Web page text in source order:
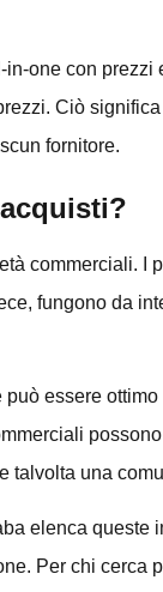
one con prezzi
Ciò
fornitore.
commerciali. I
fungono da
essere
talvolta una
elenca queste
Per chi cerca